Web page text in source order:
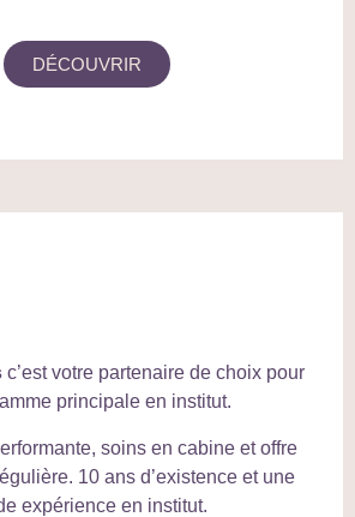
DÉCOUVRIR
c’est votre partenaire de choix pour
principale en institut.
soins en cabine et offre
10 ans d’existence et une
expérience en institut.